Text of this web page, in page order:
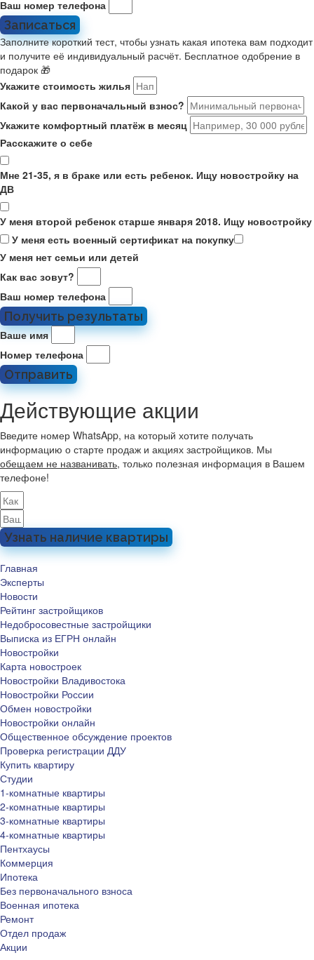
Ваш номер телефона
Записаться
Заполните короткий тест, чтобы узнать какая ипотека вам подходит
и получите её индивидуальный расчёт. Бесплатное одобрение в
подарок 🎁
Укажите стоимость жилья
Какой у вас первоначальный взнос?
Укажите комфортный платёж в месяц
Расскажите о себе
Мне 21-35, я в браке или есть ребенок. Ищу новостройку на
ДВ
У меня второй ребенок старше января 2018. Ищу новостройку
У меня есть военный сертификат на покупку
У меня нет семьи или детей
Как вас зовут?
Ваш номер телефона
Получить результаты
Ваше имя
Номер телефона
Отправить
Действующие акции
Введите номер WhatsApp, на который хотите получать
информацию о старте продаж и акциях застройщиков. Мы
обещаем не названивать, только полезная информация в Вашем
телефоне!
Узнать наличие квартиры
Главная
Эксперты
Новости
Рейтинг застройщиков
Недобросовестные застройщики
Выписка из ЕГРН онлайн
Новостройки
Карта новостроек
Новостройки Владивостока
Новостройки России
Обмен новостройки
Новостройки онлайн
Общественное обсуждение проектов
Проверка регистрации ДДУ
Купить квартиру
Студии
1-комнатные квартиры
2-комнатные квартиры
3-комнатные квартиры
4-комнатные квартиры
Пентхаусы
Коммерция
Ипотека
Без первоначального взноса
Военная ипотека
Ремонт
Отдел продаж
Акции